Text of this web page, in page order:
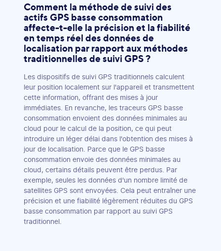
Comment la méthode de suivi des
actifs GPS basse consommation
affecte-t-elle la précision et la fiabilité
en temps réel des données de
localisation par rapport aux méthodes
traditionnelles de suivi GPS ?
Les dispositifs de suivi GPS traditionnels calculent
leur position localement sur l'appareil et transmettent
cette information, offrant des mises à jour
immédiates. En revanche, les traceurs GPS basse
consommation envoient des données minimales au
cloud pour le calcul de la position, ce qui peut
introduire un léger délai dans l'obtention des mises à
jour de localisation. Parce que le GPS basse
consommation envoie des données minimales au
cloud, certains détails peuvent être perdus. Par
exemple, seules les données d'un nombre limité de
satellites GPS sont envoyées. Cela peut entraîner une
précision et une fiabilité légèrement réduites du GPS
basse consommation par rapport au suivi GPS
traditionnel.